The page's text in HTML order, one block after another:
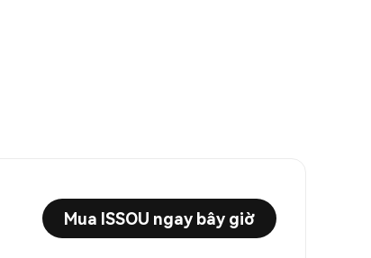
Mua ISSOU ngay bây giờ